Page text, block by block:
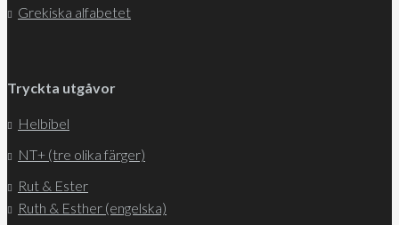
Grekiska alfabetet
Tryckta utgåvor
Helbibel
NT+ (tre olika färger)
Rut & Ester
Ruth & Esther (engelska)